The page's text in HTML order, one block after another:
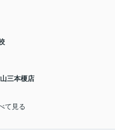
三本榎店
て見る